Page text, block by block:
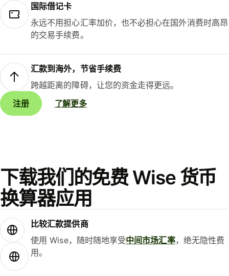
国际借记卡
永远不用担心汇率加价，也不必担心在国外消费时高昂
的交易手续费。
汇款到海外，节省手续费
跨越距离的障碍，让您的资金走得更远。
注册
了解更多
下载我们的免费 Wise 货币
换算器应用
比较汇款提供商
使用 Wise，随时随地享受中间市场汇率，绝无隐性费
用。